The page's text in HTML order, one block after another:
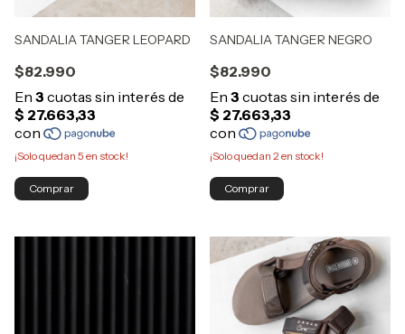
SANDALIA TANGER LEOPARD
$82.990
¡Solo quedan 5 en stock!
Comprar
SANDALIA TANGER NEGRO
$82.990
¡Solo quedan 2 en stock!
Comprar